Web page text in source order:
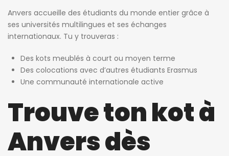
Anvers accueille des étudiants du monde entier grâce à
ses universités multilingues et ses échanges
internationaux. Tu y trouveras :
Des kots meublés à court ou moyen terme
Des colocations avec d’autres étudiants Erasmus
Une communauté internationale active
Trouve ton kot à
Anvers dès